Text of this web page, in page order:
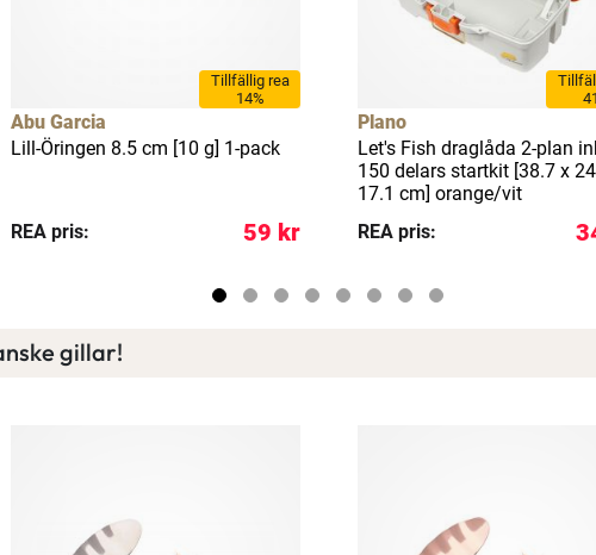
Tillfällig rea
14%
Abu Garcia
Lill-Öringen 8.5 cm [10 g] 1-pack
REA pris: 59 kr
Plano
Let's Fish draglåda 2-plan
150 delars startkit [38.7 x
17.1 cm] orange/vit
REA pris:
gillar!